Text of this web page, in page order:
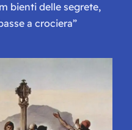
bienti delle segrete,
a crociera”